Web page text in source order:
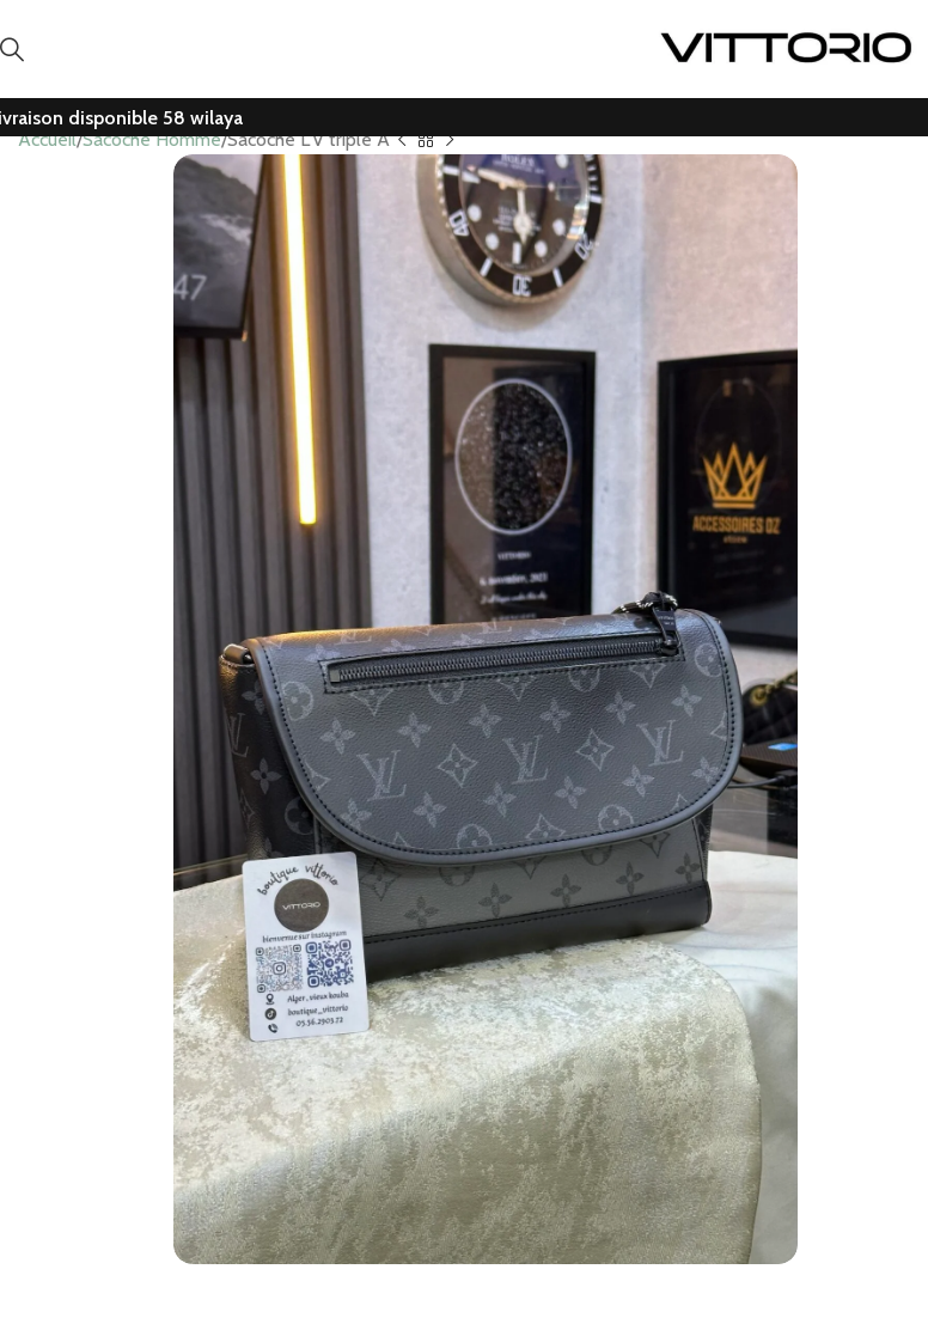
disponible 58 wilaya
Accueil Sacoche Homme Sacoche L’V triple A